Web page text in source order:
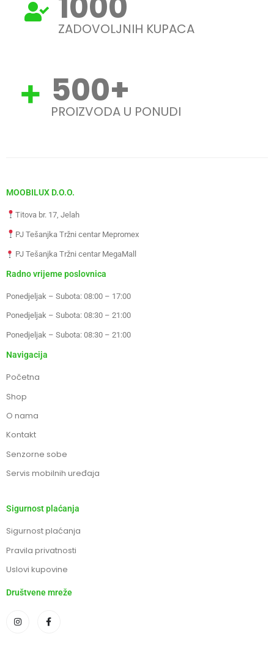
ZADOVOLJNIH KUPACA
500+
PROIZVODA U PONUDI
MOOBILUX D.O.O.
Titova br. 17, Jelah
PJ Tešanjka Tržni centar Mepromex
PJ Tešanjka Tržni centar MegaMall
Radno vrijeme poslovnica
Ponedjeljak – Subota: 08:00 – 17:00
Ponedjeljak – Subota: 08:30 – 21:00
Ponedjeljak – Subota: 08:30 – 21:00
Navigacija
Početna
Shop
O nama
Kontakt
Senzorne sobe
Servis mobilnih uređaja
Sigurnost plaćanja
Sigurnost plaćanja
Pravila privatnosti
Uslovi kupovine
Društvene mreže